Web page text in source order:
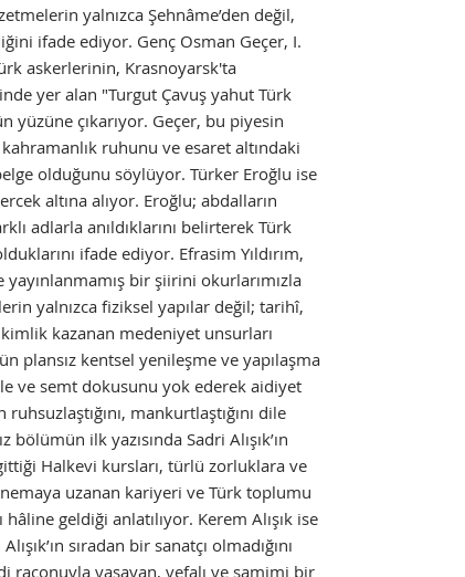
yalnızca Şehnâme’den değil,
ifade ediyor. Genç Osman Geçer, I.
askerlerinin, Krasnoyarsk'ta
yer alan "Turgut Çavuş yahut Türk
yüzüne çıkarıyor. Geçer, bu piyesin
ruhunu ve esaret altındaki
olduğunu söylüyor. Türker Eroğlu ise
altına alıyor. Eroğlu; abdalların
adlarla anıldıklarını belirterek Türk
ifade ediyor. Efrasim Yıldırım,
bir şiirini okurlarımızla
yalnızca fiziksel yapılar değil; tarihî,
kazanan medeniyet unsurları
plansız kentsel yenileşme ve yapılaşma
ve semt dokusunu yok ederek aidiyet
mankurtlaştığını dile
bölümün ilk yazısında Sadri Alışık’ın
Halkevi kursları, türlü zorluklara ve
uzanan kariyeri ve Türk toplumu
geldiği anlatılıyor. Kerem Alışık ise
sıradan bir sanatçı olmadığını
raconuyla yaşayan, vefalı ve samimi bir